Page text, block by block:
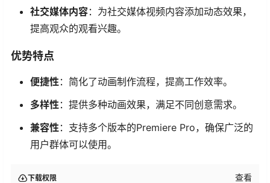
社交媒体内容：为社交媒体视频内容添加动态效果，
提高观众的观看兴趣。
优势特点
便捷性 ：简化了动画制作流程，提高工作效率。
多样性 ：提供多种动画效果，满足不同创意需求。
兼容性 ：支持多个版本的Premiere Pro，确保广泛的
用户群体可以使用。
下载权限 查看